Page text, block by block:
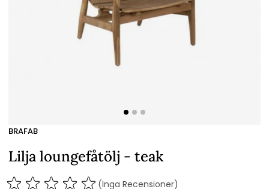
BRAFAB
Lilja loungefåtölj - teak
(Inga Recensioner)